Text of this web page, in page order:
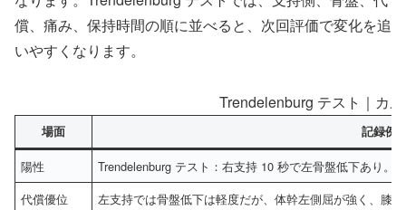
償、痛み、保持時間の順に並べると、次回評価で変化を追
いやすくなります。
Trendelenburg テスト｜カ
場面 記録例
陽性
Trendelenburg テスト：右支持 10 秒で左骨盤低下あり。
代償優位
左支持では骨盤低下は軽度だが、体幹左側屈が強く、膝